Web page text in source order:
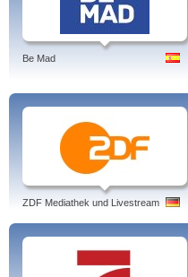
Be Mad
ZDF Mediathek und Livestream